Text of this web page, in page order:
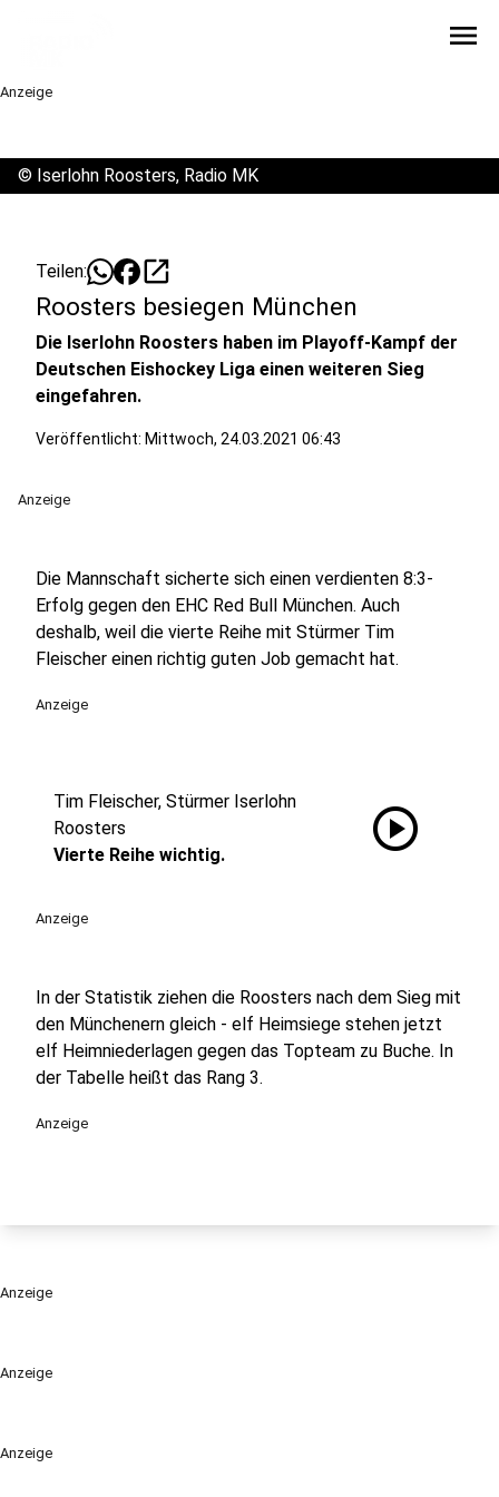
menu
Anzeige
Anzeige
Anzeige
© Iserlohn Roosters, Radio MK
Teilen: open_in_new
Roosters besiegen München
Die Iserlohn Roosters haben im Playoff-Kampf der
Deutschen Eishockey Liga einen weiteren Sieg
eingefahren.
Veröffentlicht: Mittwoch, 24.03.2021 06:43
Anzeige
Die Mannschaft sicherte sich einen verdienten 8:3-
Erfolg gegen den EHC Red Bull München. Auch
deshalb, weil die vierte Reihe mit Stürmer Tim
Fleischer einen richtig guten Job gemacht hat.
Anzeige
Tim Fleischer, Stürmer Iserlohn
Roosters
Vierte Reihe wichtig.
play_circle
Anzeige
In der Statistik ziehen die Roosters nach dem Sieg mit
den Münchenern gleich - elf Heimsiege stehen jetzt
elf Heimniederlagen gegen das Topteam zu Buche. In
der Tabelle heißt das Rang 3.
Anzeige
Anzeige